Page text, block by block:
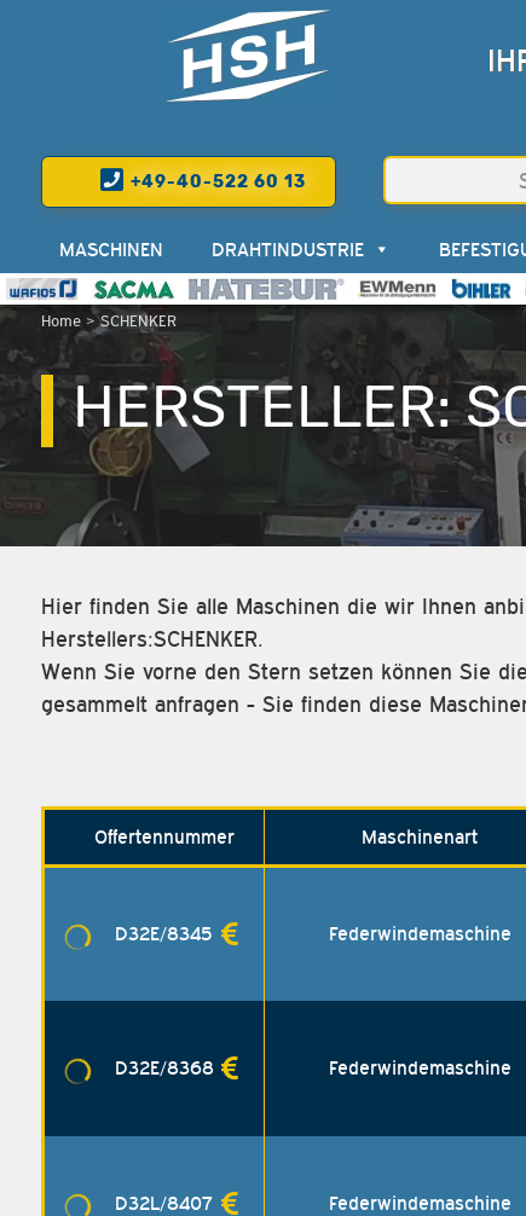
+49-40-522 60 13
Home>SCHENKER
MASCHINEN DRAHTINDUSTRIE
HERSTELLER:
Hier finden Sie alle Maschinen die wir Ihnen
Herstellers:SCHENKER.
Wenn Sie vorne den Stern setzen können Sie
gesammelt anfragen - Sie finden diese
Offerten­nummer Maschinenart
D32E/8345 Federwindemaschine
D32E/8368 Federwindemaschine
D32L/8407 Federwindemaschine